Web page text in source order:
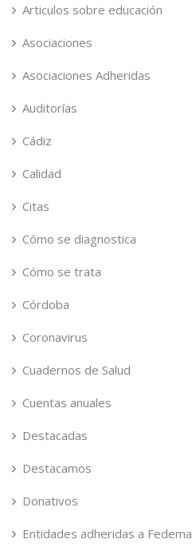
Articulos sobre educación
Asociaciones
Asociaciones Adheridas
Auditorías
Cádiz
Calidad
Citas
Cómo se diagnostica
Cómo se trata
Córdoba
Coronavirus
Cuadernos de Salud
Cuentas anuales
Destacadas
Destacamos
Donativos
Entidades adheridas a Fedema